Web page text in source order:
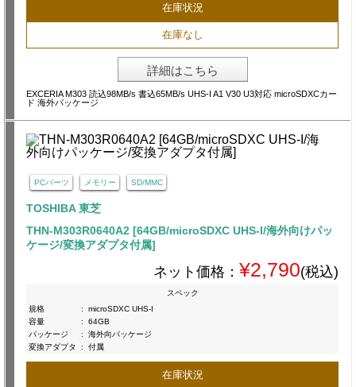
在庫状況
在庫なし
詳細はこちら
EXCERIA M303 読込98MB/s 書込65MB/s UHS-I A1 V30 U3対応 microSDXCカー
ド 海外パッケージ
PCパーツ メモリー SD/MMC
TOSHIBA 東芝
THN-M303R0640A2 [64GB/microSDXC UHS-I/海外向けパッ
ケージ/変換アダプタ付属]
ネット価格： ¥2,790(税込)
スペック
規格
:
microSDXC UHS-I
容量
:
64GB
パッケージ
:
海外向パッケージ
変換アダプタ
: 付属
在庫状況